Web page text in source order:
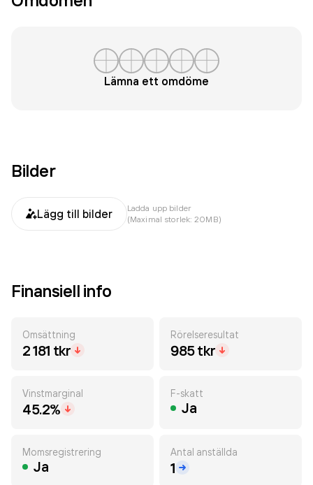
Lämna ett omdöme
Bilder
Lägg till bilder
Ladda upp bilder
(Maximal storlek: 20MB)
Finansiell info
Omsättning
2 181 tkr
Rörelseresultat
985 tkr
Vinstmarginal
45.2%
F-skatt
Ja
Momsregistrering
Ja
Antal anställda
1